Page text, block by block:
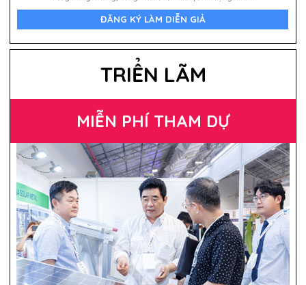
ĐĂNG KÝ LÀM DIỄN GIẢ
TRIỂN LÃM
MIỄN PHÍ THAM DỰ